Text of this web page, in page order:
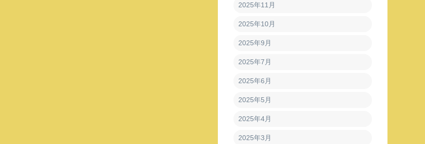
2025年11月
2025年10月
2025年9月
2025年7月
2025年6月
2025年5月
2025年4月
2025年3月